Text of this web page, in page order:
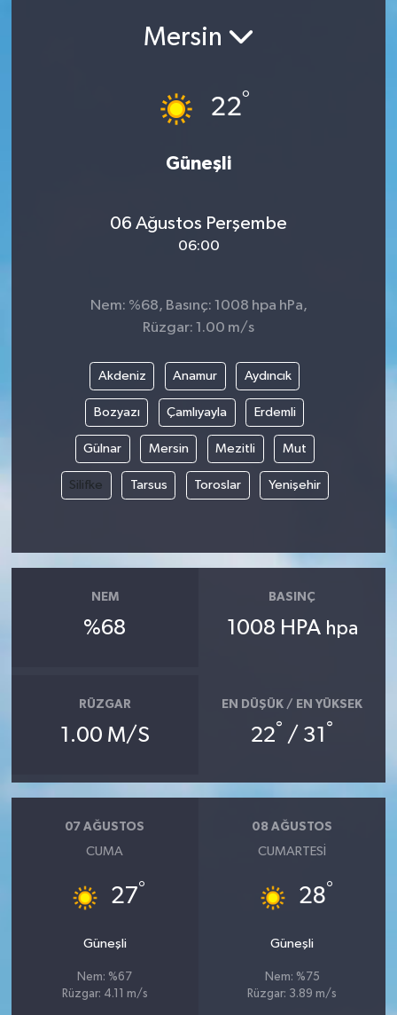
Mersin
22°
Güneşli
06 Ağustos Perşembe
06:00
Nem: %68, Basınç: 1008 hpa hPa,
Rüzgar: 1.00 m/s
Akdeniz Anamur Aydıncık
Bozyazı Çamlıyayla Erdemli
Gülnar Mersin Mezitli Mut
Silifke Tarsus Toroslar Yenişehir
NEM
%68
BASINÇ
1008 HPA hpa
RÜZGAR
1.00 M/S
EN DÜŞÜK / EN YÜKSEK
22° / 31 °
07 AĞUSTOS
CUMA
27°
Güneşli
Nem: %67
Rüzgar: 4.11 m/s
08 AĞUSTOS
CUMARTESI
28°
Güneşli
Nem: %75
Rüzgar: 3.89 m/s
Finans
Gayrimenkul
GENEL
GÜNDEM
İNSAN
Jandarma
KÜLTÜR SANAT
MAGAZİN
Otomobil
POLİTİKA
Sağlık